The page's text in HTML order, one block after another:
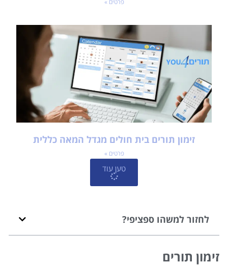
זימון תורים בית חולים מגדל המאה כללית
פרטים »
טען עוד
לחזור למשהו ספציפי?
זימון תורים